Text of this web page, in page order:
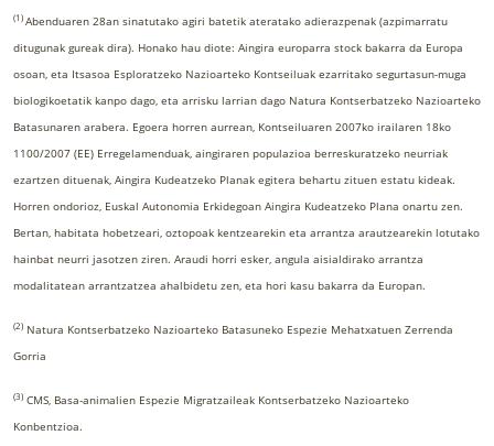
(1) Abenduaren 28an sinatutako agiri batetik ateratako adierazpenak (azpimarratu
ditugunak gureak dira). Honako hau diote: Aingira europarra stock bakarra da Europa
osoan, eta Itsasoa Esploratzeko Nazioarteko Kontseiluak ezarritako segurtasun-muga
biologikoetatik kanpo dago, eta arrisku larrian dago Natura Kontserbatzeko Nazioarteko
Batasunaren arabera. Egoera horren aurrean, Kontseiluaren 2007ko irailaren 18ko
1100/2007 (EE) Erregelamenduak, aingiraren populazioa berreskuratzeko neurriak
ezartzen dituenak, Aingira Kudeatzeko Planak egitera behartu zituen estatu kideak.
Horren ondorioz, Euskal Autonomia Erkidegoan Aingira Kudeatzeko Plana onartu zen.
Bertan, habitata hobetzeari, oztopoak kentzearekin eta arrantza arautzearekin lotutako
hainbat neurri jasotzen ziren. Araudi horri esker, angula aisialdirako arrantza
modalitatean arrantzatzea ahalbidetu zen, eta hori kasu bakarra da Europan.
(2) Natura Kontserbatzeko Nazioarteko Batasuneko Espezie Mehatxatuen Zerrenda
Gorria
(3) CMS, Basa-animalien Espezie Migratzaileak Kontserbatzeko Nazioarteko
Konbentzioa.